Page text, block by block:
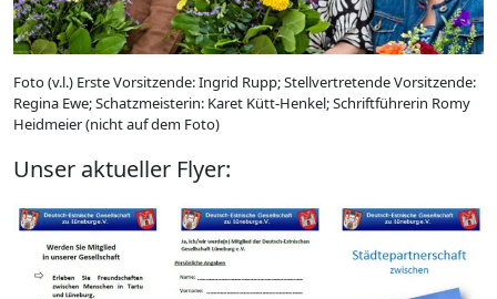
Foto (v.l.) Erste Vorsitzende: Ingrid Rupp; Stellvertretende Vorsitzende:
Regina Ewe; Schatzmeisterin: Karet Kütt-Henkel; Schriftführerin Romy
Heidmeier (nicht auf dem Foto)
Unser aktueller Flyer: